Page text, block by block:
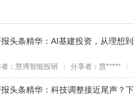
头条精华：AI基建投资，从理想
：慧博智能投研 分享者：慧*****
头条精华：科技调整接近尾声？